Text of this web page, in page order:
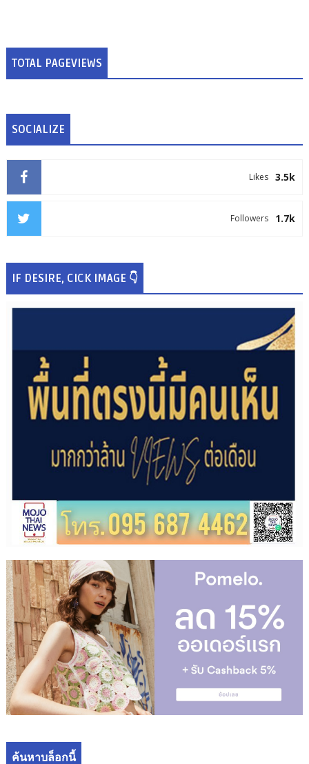
TOTAL PAGEVIEWS
SOCIALIZE
3.5k
Likes
1.7k
Followers
IF DESIRE, CICK IMAGE 👇
ค้นหาบล็อกนี้